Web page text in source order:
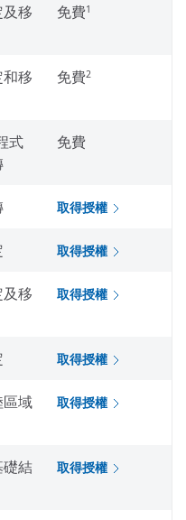
移
免費1
移
免費2
式
免費
取得授權
取得授權
移
取得授權
取得授權
域 取得授權
礎結
取得授權